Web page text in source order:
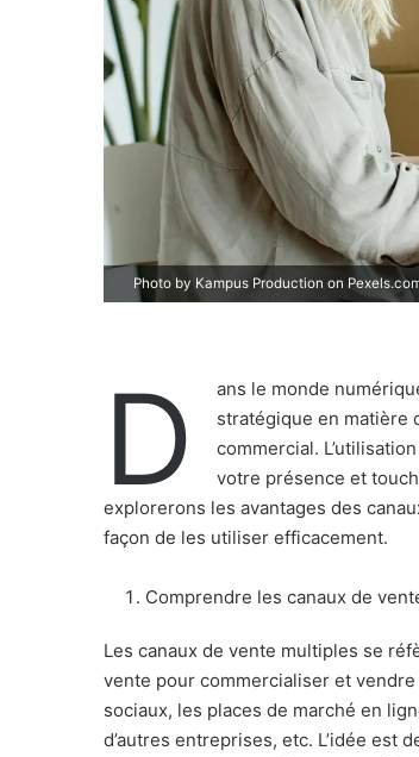
Photo by Kampus Production on
D
ans le monde
stratégique en matière
commercial.
votre présence et
explorerons les avantages des
façon de les utiliser efficacement.
Comprendre les canaux de
Les canaux de vente multiples se
vente pour commercialiser et
sociaux, les places de marché en
d’autres entreprises, etc. L’idée